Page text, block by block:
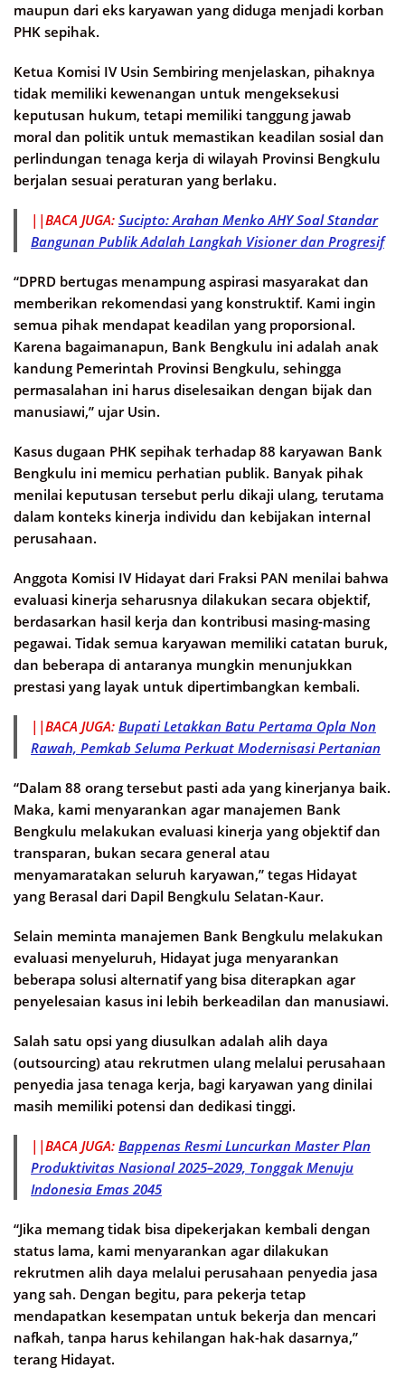
maupun dari eks karyawan yang diduga menjadi korban
PHK sepihak.
Ketua Komisi IV Usin Sembiring menjelaskan, pihaknya
tidak memiliki kewenangan untuk mengeksekusi
keputusan hukum, tetapi memiliki tanggung jawab
moral dan politik untuk memastikan keadilan sosial dan
perlindungan tenaga kerja di wilayah Provinsi Bengkulu
berjalan sesuai peraturan yang berlaku.
||BACA JUGA: Sucipto: Arahan Menko AHY Soal Standar
Bangunan Publik Adalah Langkah Visioner dan Progresif
“DPRD bertugas menampung aspirasi masyarakat dan
memberikan rekomendasi yang konstruktif. Kami ingin
semua pihak mendapat keadilan yang proporsional.
Karena bagaimanapun, Bank Bengkulu ini adalah anak
kandung Pemerintah Provinsi Bengkulu, sehingga
permasalahan ini harus diselesaikan dengan bijak dan
manusiawi,” ujar Usin.
Kasus dugaan PHK sepihak terhadap 88 karyawan Bank
Bengkulu ini memicu perhatian publik. Banyak pihak
menilai keputusan tersebut perlu dikaji ulang, terutama
dalam konteks kinerja individu dan kebijakan internal
perusahaan.
Anggota Komisi IV Hidayat dari Fraksi PAN menilai bahwa
evaluasi kinerja seharusnya dilakukan secara objektif,
berdasarkan hasil kerja dan kontribusi masing-masing
pegawai. Tidak semua karyawan memiliki catatan buruk,
dan beberapa di antaranya mungkin menunjukkan
prestasi yang layak untuk dipertimbangkan kembali.
||BACA JUGA: Bupati Letakkan Batu Pertama Opla Non
Rawah, Pemkab Seluma Perkuat Modernisasi Pertanian
“Dalam 88 orang tersebut pasti ada yang kinerjanya baik.
Maka, kami menyarankan agar manajemen Bank
Bengkulu melakukan evaluasi kinerja yang objektif dan
transparan, bukan secara general atau
menyamaratakan seluruh karyawan,” tegas Hidayat
yang Berasal dari Dapil Bengkulu Selatan-Kaur.
Selain meminta manajemen Bank Bengkulu melakukan
evaluasi menyeluruh, Hidayat juga menyarankan
beberapa solusi alternatif yang bisa diterapkan agar
penyelesaian kasus ini lebih berkeadilan dan manusiawi.
Salah satu opsi yang diusulkan adalah alih daya
(outsourcing) atau rekrutmen ulang melalui perusahaan
penyedia jasa tenaga kerja, bagi karyawan yang dinilai
masih memiliki potensi dan dedikasi tinggi.
||BACA JUGA: Bappenas Resmi Luncurkan Master Plan
Produktivitas Nasional 2025–2029, Tonggak Menuju
Indonesia Emas 2045
“Jika memang tidak bisa dipekerjakan kembali dengan
status lama, kami menyarankan agar dilakukan
rekrutmen alih daya melalui perusahaan penyedia jasa
yang sah. Dengan begitu, para pekerja tetap
mendapatkan kesempatan untuk bekerja dan mencari
nafkah, tanpa harus kehilangan hak-hak dasarnya,”
terang Hidayat.